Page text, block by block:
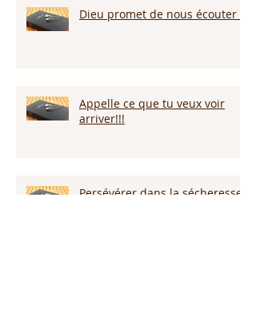
Dieu promet de nous écouter !
Appelle ce que tu veux voir
arriver!!!
Persévérer dans la sécheresse :